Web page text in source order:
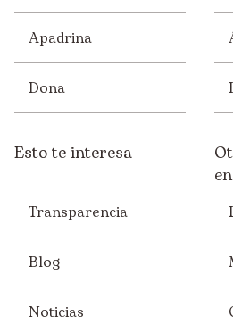
Apadrina
Dona
Esto te interesa
Transparencia
Blog
Noticias